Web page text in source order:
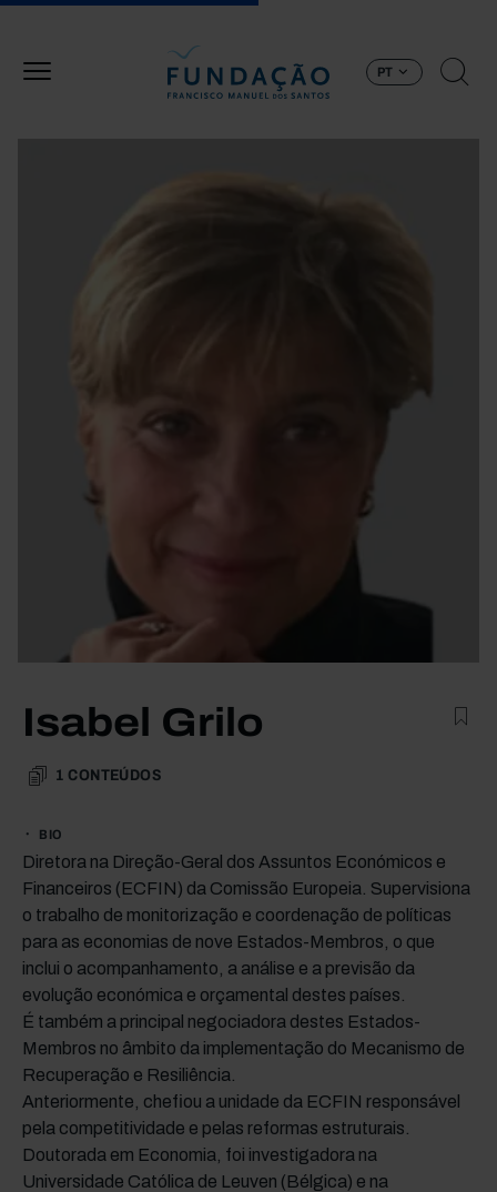
PT
Isabel Grilo
1 CONTEÚDOS
BIO
Diretora na Direção-Geral dos Assuntos Económicos e
Financeiros (ECFIN) da Comissão Europeia. Supervisiona
o trabalho de monitorização e coordenação de políticas
para as economias de nove Estados-Membros, o que
inclui o acompanhamento, a análise e a previsão da
evolução económica e orçamental destes países.
É também a principal negociadora destes Estados-
Membros no âmbito da implementação do Mecanismo de
Recuperação e Resiliência.
Anteriormente, chefiou a unidade da ECFIN responsável
pela competitividade e pelas reformas estruturais.
Doutorada em Economia, foi investigadora na
Universidade Católica de Leuven (Bélgica) e na